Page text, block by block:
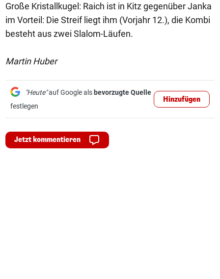
Große Kristallkugel: Raich ist in Kitz gegenüber Janka
im Vorteil: Die Streif liegt ihm (Vorjahr 12.), die Kombi
besteht aus zwei Slalom-Läufen.
Martin Huber
"Heute"auf Google als bevorzugte Quelle
festlegen
Hinzufügen
Jetzt kommentieren